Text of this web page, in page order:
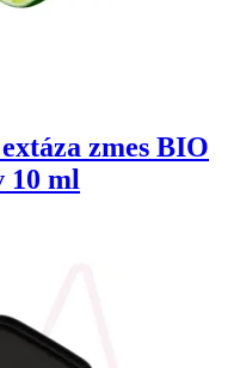
zmes BIO
10 ml